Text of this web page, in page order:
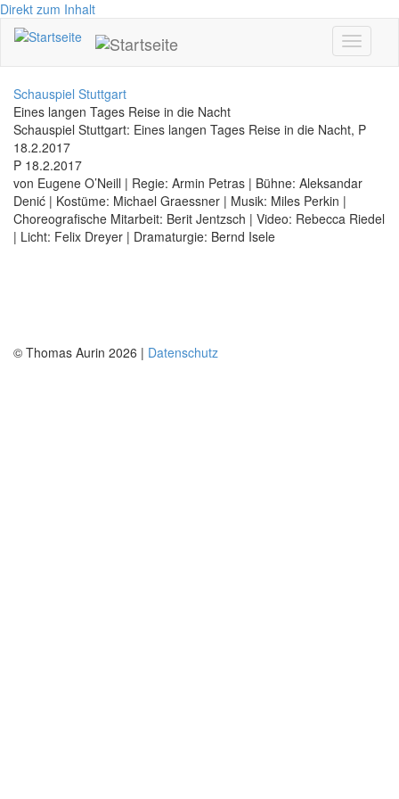
Direkt zum Inhalt
Toggle
Schauspiel Stuttgart
Eines langen Tages Reise in die Nacht
Schauspiel Stuttgart: Eines langen Tages Reise in die Nacht, P
18.2.2017
P 18.2.2017
von Eugene O’Neill | Regie: Armin Petras | Bühne: Aleksandar
Denić | Kostüme: Michael Graessner | Musik: Miles Perkin |
Choreografische Mitarbeit: Berit Jentzsch | Video: Rebecca Riedel
| Licht: Felix Dreyer | Dramaturgie: Bernd Isele
© Thomas Aurin 2026 | Datenschutz